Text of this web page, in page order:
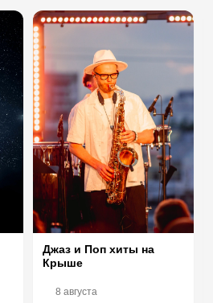
Джаз и Поп хиты на
Крыше
8 августа